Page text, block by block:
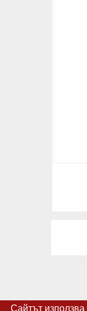
Сайтът